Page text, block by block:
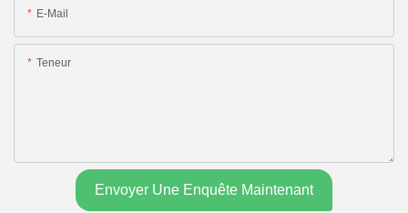
E-Mail
Teneur
Envoyer Une Enquête Maintenant